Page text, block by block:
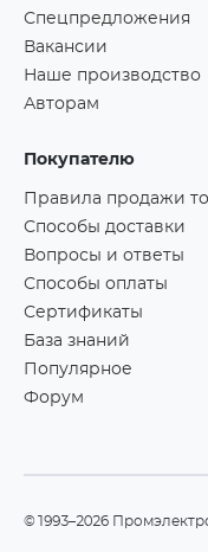
Спецпредложения
Вакансии
Наше производство
Авторам
Покупателю
Правила продажи
Способы доставки
Вопросы и ответы
Способы оплаты
Сертификаты
База знаний
Популярное
Форум
©1993–2026